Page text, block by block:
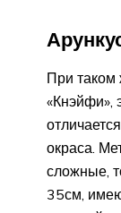
При таком
«Кнэйфи»,
окраса.
сложные,
35см,